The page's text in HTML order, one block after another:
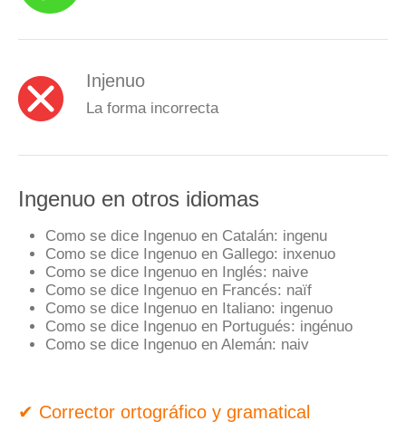
Injenuo
La forma incorrecta
Ingenuo en otros idiomas
Como se dice Ingenuo en Catalán: ingenu
Como se dice Ingenuo en Gallego: inxenuo
Como se dice Ingenuo en Inglés: naive
Como se dice Ingenuo en Francés: naïf
Como se dice Ingenuo en Italiano: ingenuo
Como se dice Ingenuo en Portugués: ingénuo
Como se dice Ingenuo en Alemán: naiv
✔ Corrector ortográfico y gramatical